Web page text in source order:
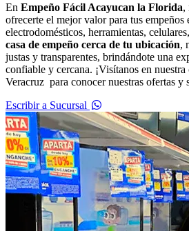
En Empeño Fácil Acayucan la Florida,
ofrecerte el mejor valor para tus empeños
electrodomésticos, herramientas,
casa de empeño cerca de tu ubicación,
justas y transparentes, brindándote una
confiable y cercana. ¡Visítanos en nuestra
Veracruz para conocer nuestras ofertas y
Escribir a Sucursal